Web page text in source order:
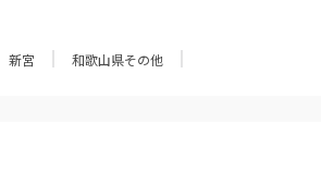
新宮 和歌山県その他